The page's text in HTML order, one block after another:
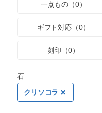
一点もの（0）
ギフト対応（0）
刻印（0）
石
クリソコラ